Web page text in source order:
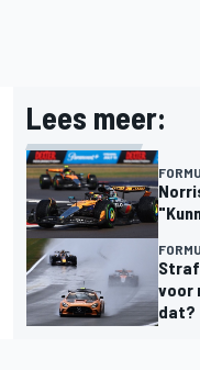
Lees meer:
voor
dat?